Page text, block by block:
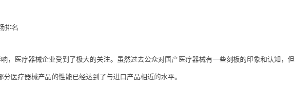
排名
，医疗器械企业受到了极大的关注。虽然过去公众对国产医疗器械有一些刻板的印象和认知，
分医疗器械产品的性能已经达到了与进口产品相近的水平。